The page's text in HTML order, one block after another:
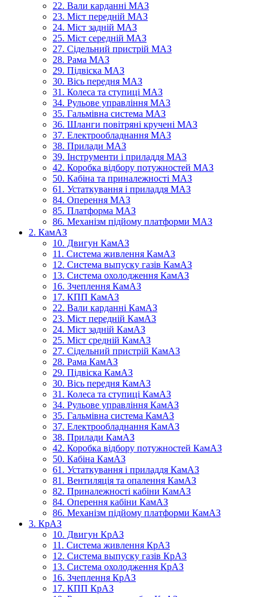
22. Вали карданні МАЗ
23. Міст передній МАЗ
24. Міст задній МАЗ
25. Міст середній МАЗ
27. Сідельний пристрій МАЗ
28. Рама МАЗ
29. Підвіска МАЗ
30. Вісь передня МАЗ
31. Колеса та ступиці МАЗ
34. Рульове управління МАЗ
35. Гальмівна система МАЗ
36. Шланги повітряні кручені МАЗ
37. Електрообладнання МАЗ
38. Прилади МАЗ
39. Інструменти і приладдя МАЗ
42. Коробка відбору потужностей МАЗ
50. Кабіна та приналежності МАЗ
61. Устаткування і приладдя МАЗ
84. Оперення МАЗ
85. Платформа МАЗ
86. Механізм підйому платформи МАЗ
2. КамАЗ
10. Двигун КамАЗ
11. Система живлення КамАЗ
12. Система выпуску газів КамАЗ
13. Система охолодження КамАЗ
16. Зчеплення КамАЗ
17. КПП КамАЗ
22. Вали карданні КамАЗ
23. Міст передній КамАЗ
24. Міст задній КамАЗ
25. Міст средній КамАЗ
27. Сідельний пристрій КамАЗ
28. Рама КамАЗ
29. Підвіска КамАЗ
30. Вісь передня КамАЗ
31. Колеса та ступиці КамАЗ
34. Рульове управління КамАЗ
35. Гальмівна система КамАЗ
37. Електрообладнання КамАЗ
38. Прилади КамАЗ
42. Коробка відбору потужностей КамАЗ
50. Кабіна КамАЗ
61. Устаткування і приладдя КамАЗ
81. Вентиляція та опалення КамАЗ
82. Приналежності кабіни КамАЗ
84. Оперення кабіни КамАЗ
86. Механізм підйому платформи КамАЗ
3. КрАЗ
10. Двигун КрАЗ
11. Система живлення КрАЗ
12. Система выпуску газів КрАЗ
13. Система охолодження КрАЗ
16. Зчеплення КрАЗ
17. КПП КрАЗ